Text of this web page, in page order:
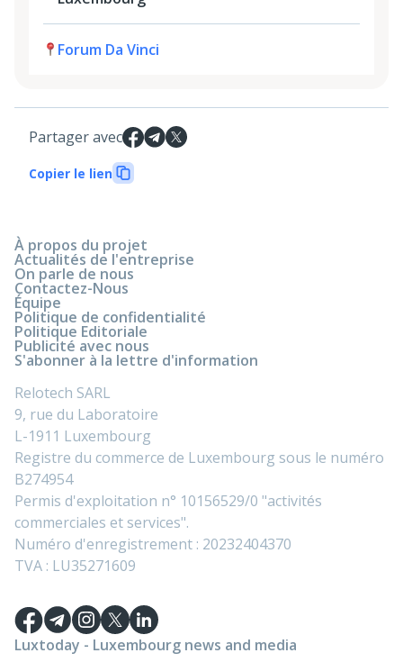
Forum Da Vinci
Partager avec
Copier le lien
À propos du projet
Actualités de l'entreprise
On parle de nous
Contactez-Nous
Équipe
Politique de confidentialité
Politique Editoriale
Publicité avec nous
S'abonner à la lettre d'information
Relotech SARL
9, rue du Laboratoire
L-1911 Luxembourg
Registre du commerce de Luxembourg sous le numéro
B274954
Permis d'exploitation n° 10156529/0 "activités
commerciales et services".
Numéro d'enregistrement : 20232404370
TVA : LU35271609
Luxtoday - Luxembourg news and media